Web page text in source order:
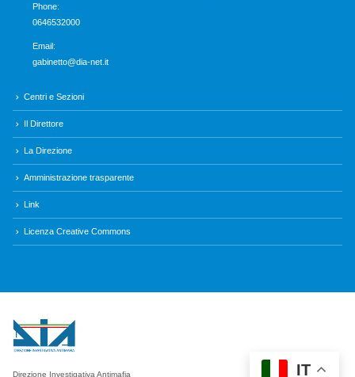
Phone:
0646532000
Email:
gabinetto@dia-net.it
Centri e Sezioni
Il Direttore
La Direzione
Amministrazione trasparente
Link
Licenza Creative Commons
Direzione Investigativa Antimafia IT